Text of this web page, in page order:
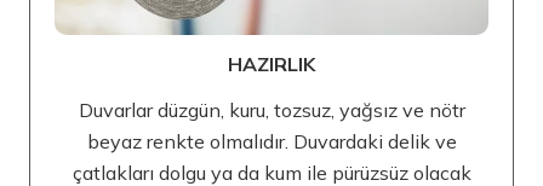
HAZIRLIK
Duvarlar düzgün, kuru, tozsuz, yağsız ve nötr
beyaz renkte olmalıdır. Duvardaki delik ve
çatlakları dolgu ya da kum ile pürüzsüz olacak